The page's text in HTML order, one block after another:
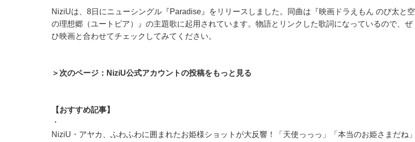
NiziUは、8日にニューシングル『Paradise』をリリースしました。同曲は『映画ドラえもん のび太と空
の理想郷（ユートピア）』の主題歌に起用されています。物語とリンクした歌詞になっているので、ぜ
ひ映画と合わせてチェックしてみてください。
＞次のページ：NiziU公式アカウントの投稿をもっと見る
【おすすめ記事】
・
NiziU・アヤカ、ふわふわに囲まれたお姫様ショットが大反響！「天使っっっ」「本当のお姫さまだね」